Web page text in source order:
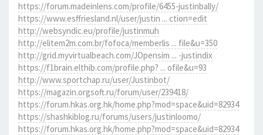
https://forum.madeinlens.com/profile/6455-justinbally/
https://www.esffriesland.nl/user/justin ... ction=edit
http://websyndic.eu/profile/justinmuh
http://elitem2m.com.br/fofoca/memberlis ... file&u=350
http://grid.myvirtualbeach.com/JOpensim ... -justindix
https://f1brain.elthib.com/profile.php? ... ofile&u=93
http://www.sportchap.ru/user/Justinbot/
https://magazin.orgsoft.ru/forum/user/239418/
https://forum.hkas.org.hk/home.php?mod=space&uid=82934
https://shashkiblog.ru/forums/users/justinloomo/
https://forum.hkas.org.hk/home.php?mod=space&uid=82934